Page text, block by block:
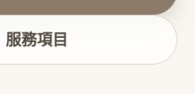
服務項目